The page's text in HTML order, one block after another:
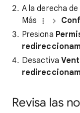
A la derecha
Más
Presiona
Desactiva
Revisa las